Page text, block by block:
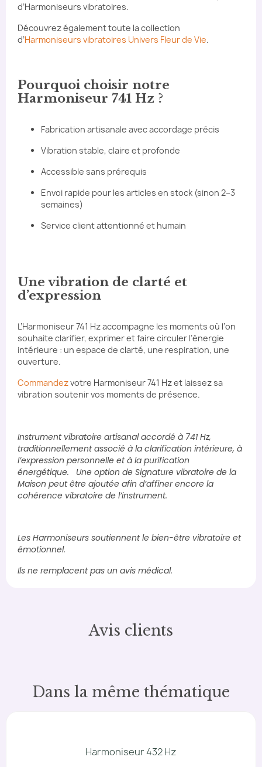
d’Harmoniseurs vibratoires.
Découvrez également toute la collection
d’Harmoniseurs vibratoires Univers Fleur de Vie.
Pourquoi choisir notre
Harmoniseur 741 Hz ?
Fabrication artisanale avec accordage précis
Vibration stable, claire et profonde
Accessible sans prérequis
Envoi rapide pour les articles en stock (sinon 2–3
semaines)
Service client attentionné et humain
Une vibration de clarté et
d’expression
L’Harmoniseur 741 Hz accompagne les moments où l’on
souhaite clarifier, exprimer et faire circuler l’énergie
intérieure : un espace de clarté, une respiration, une
ouverture.
Commandezvotre Harmoniseur 741 Hz et laissez sa
vibration soutenir vos moments de présence.
Instrument vibratoire artisanal accordé à 741 Hz,
traditionnellement associé à la clarification intérieure, à
l’expression personnelle et à la purification
énergétique. Une option de Signature vibratoire de la
Maison peut être ajoutée afin d’affiner encore la
cohérence vibratoire de l’instrument.
Les Harmoniseurs soutiennent le bien-être vibratoire et
émotionnel.
Ils ne remplacent pas un avis médical.
Avis clients
Dans la même thématique
Harmoniseur 432 Hz